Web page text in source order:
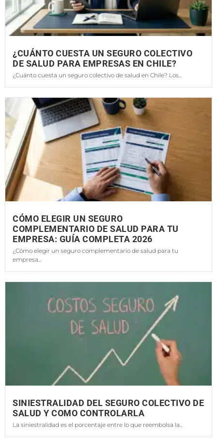
¿CUÁNTO CUESTA UN SEGURO COLECTIVO
DE SALUD PARA EMPRESAS EN CHILE?
¿Cuánto cuesta un seguro colectivo de salud en Chile? Los...
CÓMO ELEGIR UN SEGURO
COMPLEMENTARIO DE SALUD PARA TU
EMPRESA: GUÍA COMPLETA 2026
¿Cómo elegir un seguro complementario de salud para tu
empresa...
SINIESTRALIDAD DEL SEGURO COLECTIVO DE
SALUD Y COMO CONTROLARLA
La siniestralidad es el porcentaje entre lo que reembolsa la...